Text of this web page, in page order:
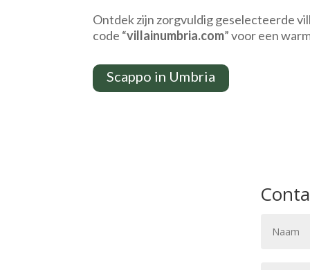
Ontdek zijn zorgvuldig geselecteerde
code “villainumbria.com” voor een
Scappo in Umbria